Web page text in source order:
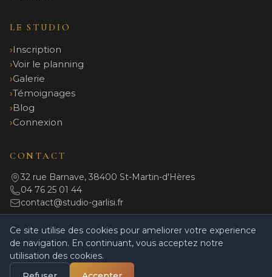
LE STUDIO
Inscription
Voir le planning
Galerie
Témoignages
Blog
Connexion
CONTACT
32 rue Barnave, 38400 St-Martin-d'Hères
04 76 25 01 44
contact@studio-garlisi.fr
© 2026 Studio Garlisi. Tous droits réservés.
Mentions légales|Politique de confidentialité
Règlement intérieur
Ce site utilise des cookies pour ameliorer votre experience
de navigation. En continuant, vous acceptez notre
utilisation des cookies.